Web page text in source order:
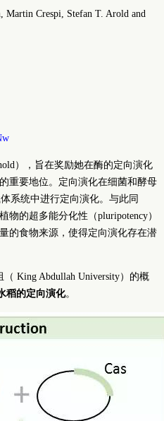
Martin Crespi, Stefan T. Arold and
），旨在奖励她在酶的定向演化
重要地位。定向演化在细菌和酵母
系统中进行定向演化。与此同
的超多能分化性（pluripotency）
的食物来源，使得定向演化存在潜
King Abdullah University）的概
稻的定向演化。